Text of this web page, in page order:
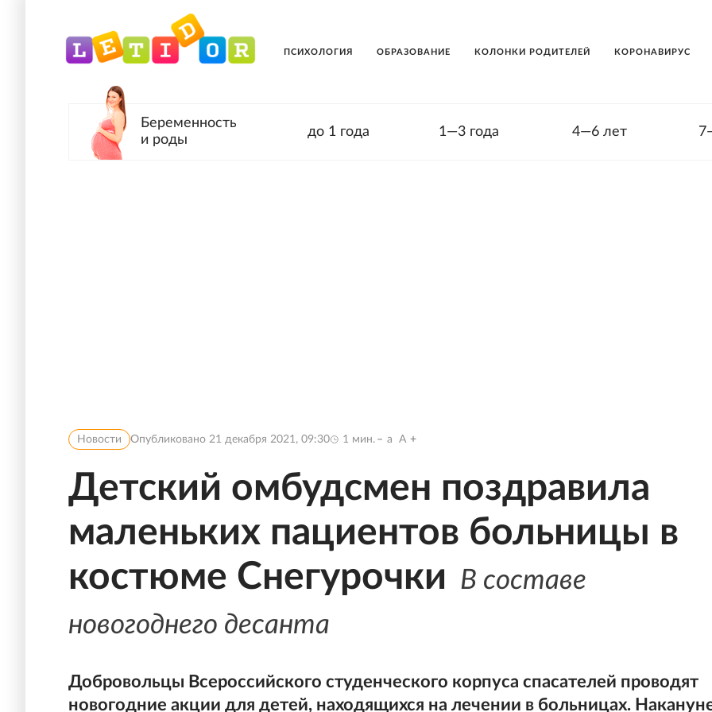
ПСИХОЛОГИЯ ОБРАЗОВАНИЕ КОЛОНКИ РОДИТЕЛЕЙ КОРОНАВИРУС
Беременность
и роды
до 1 года 1—3 года 4—6 лет
Новости Опубликовано 21 декабря 2021, 09:30 1 мин. a A
Детский омбудсмен поздравила
маленьких пациентов больницы в
костюме Снегурочки В составе
новогоднего десанта
Добровольцы Всероссийского студенческого корпуса спасателей проводят
новогодние акции для детей, находящихся на лечении в больницах.